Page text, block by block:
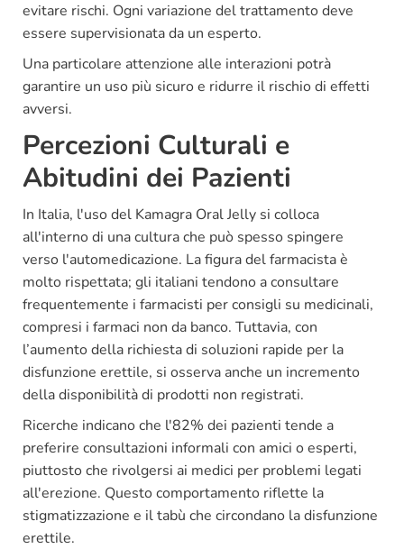
evitare rischi. Ogni variazione del trattamento deve
essere supervisionata da un esperto.
Una particolare attenzione alle interazioni potrà
garantire un uso più sicuro e ridurre il rischio di effetti
avversi.
Percezioni Culturali e
Abitudini dei Pazienti
In Italia, l'uso del Kamagra Oral Jelly si colloca
all'interno di una cultura che può spesso spingere
verso l'automedicazione. La figura del farmacista è
molto rispettata; gli italiani tendono a consultare
frequentemente i farmacisti per consigli su medicinali,
compresi i farmaci non da banco. Tuttavia, con
l’aumento della richiesta di soluzioni rapide per la
disfunzione erettile, si osserva anche un incremento
della disponibilità di prodotti non registrati.
Ricerche indicano che l'82% dei pazienti tende a
preferire consultazioni informali con amici o esperti,
piuttosto che rivolgersi ai medici per problemi legati
all'erezione. Questo comportamento riflette la
stigmatizzazione e il tabù che circondano la disfunzione
erettile.